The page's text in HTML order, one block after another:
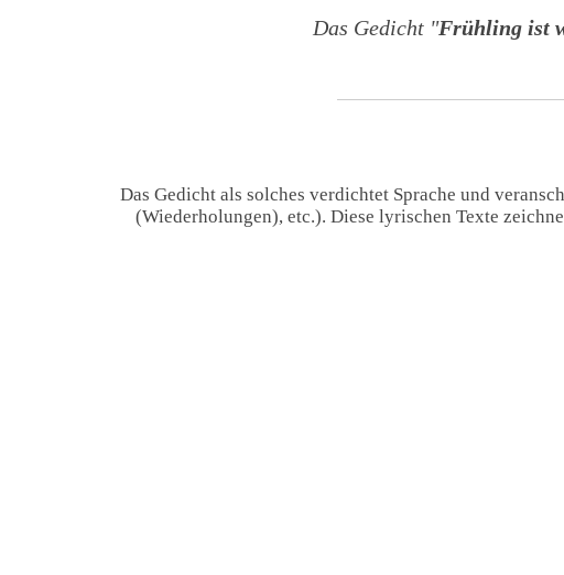
Das Gedicht "Frühling ist
Das Gedicht als solches verdichtet Sprache und
(Wiederholungen), etc.). Diese lyrischen Texte